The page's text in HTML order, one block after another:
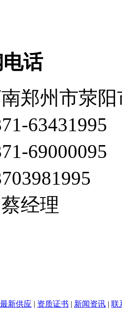
话
郑州市荥
63431995
69000095
蔡经理
最新供应 | 资质证书 | 新闻资讯 | 联